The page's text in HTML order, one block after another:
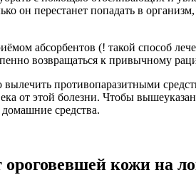
он перестанет попадать в
абсорбентов (! такой способ
возвращаться к привычному
вылечить противопаразитными
от этой болезни. Чтобы
средства.
кожи на